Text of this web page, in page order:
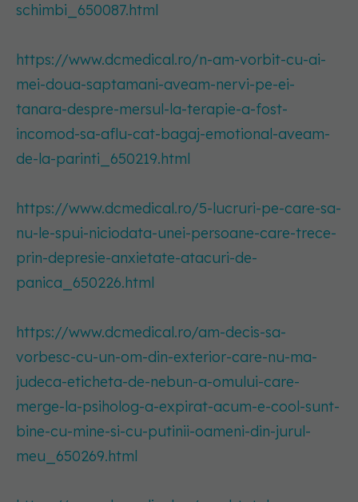
schimbi_650087.html
https://www.dcmedical.ro/n-am-vorbit-cu-ai-
mei-doua-saptamani-aveam-nervi-pe-ei-
tanara-despre-mersul-la-terapie-a-fost-
incomod-sa-aflu-cat-bagaj-emotional-aveam-
de-la-parinti_650219.html
https://www.dcmedical.ro/5-lucruri-pe-care-sa-
nu-le-spui-niciodata-unei-persoane-care-trece-
prin-depresie-anxietate-atacuri-de-
panica_650226.html
https://www.dcmedical.ro/am-decis-sa-
vorbesc-cu-un-om-din-exterior-care-nu-ma-
judeca-eticheta-de-nebun-a-omului-care-
merge-la-psiholog-a-expirat-acum-e-cool-sunt-
bine-cu-mine-si-cu-putinii-oameni-din-jurul-
meu_650269.html